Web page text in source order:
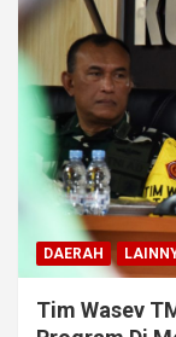
DAERAH
Tim Wasev